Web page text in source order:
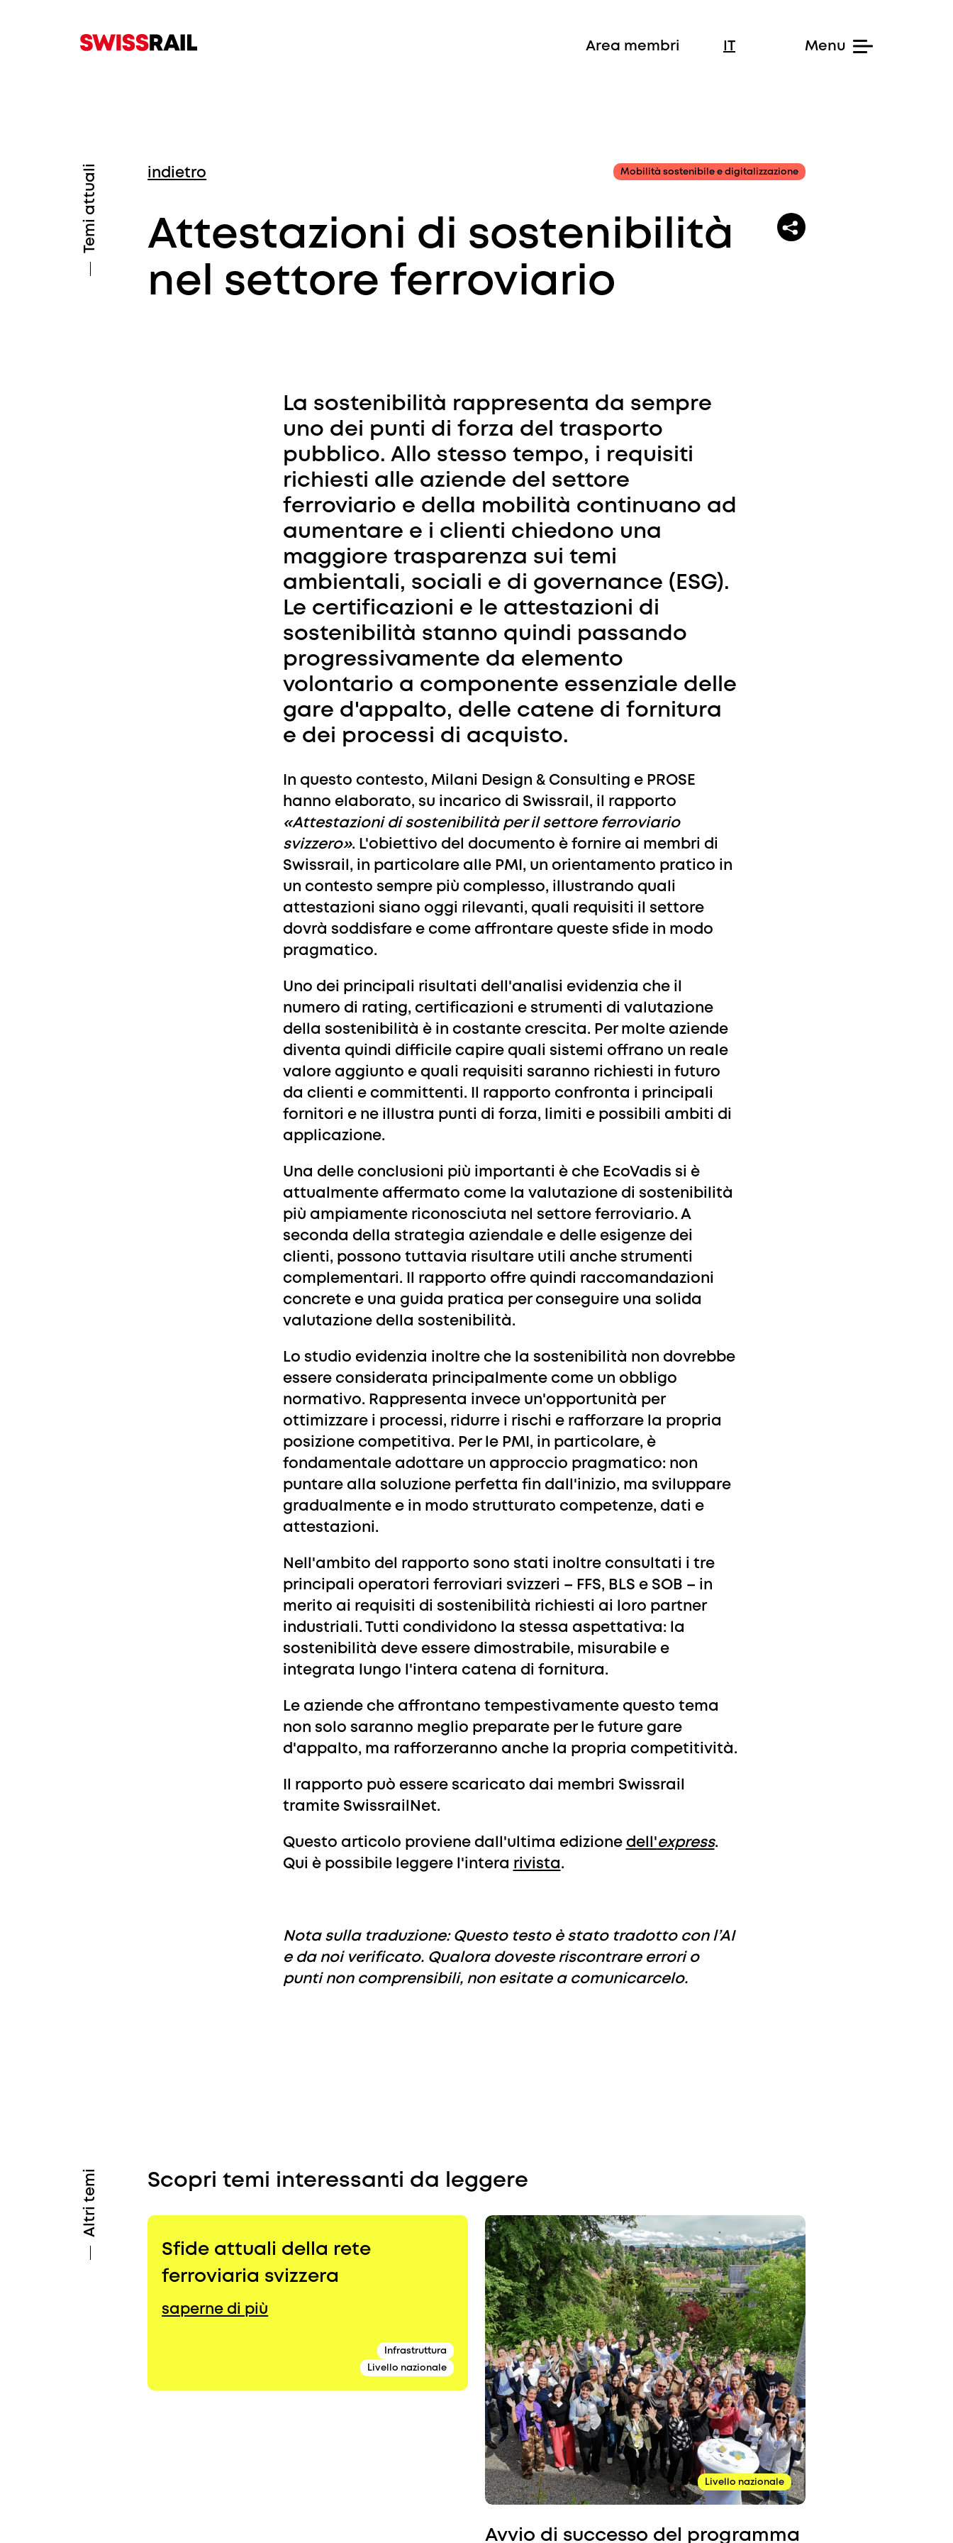
Area membri IT
Temi attuali Mobilità sostenibile e digitalizzazione
indietro
Attestazioni di sostenibilità
nel settore ferroviario
La sostenibilità rappresenta da sempre
uno dei punti di forza del trasporto
pubblico. Allo stesso tempo, i requisiti
richiesti alle aziende del settore
ferroviario e della mobilità continuano ad
aumentare e i clienti chiedono una
maggiore trasparenza sui temi
ambientali, sociali e di governance (ESG).
Le certificazioni e le attestazioni di
sostenibilità stanno quindi passando
progressivamente da elemento
volontario a componente essenziale delle
gare d'appalto, delle catene di fornitura
e dei processi di acquisto.
In questo contesto, Milani Design & Consulting e PROSE
hanno elaborato, su incarico di Swissrail, il rapporto
«Attestazioni di sostenibilità per il settore ferroviario
svizzero». L'obiettivo del documento è fornire ai membri di
Swissrail, in particolare alle PMI, un orientamento pratico in
un contesto sempre più complesso, illustrando quali
attestazioni siano oggi rilevanti, quali requisiti il settore
dovrà soddisfare e come affrontare queste sfide in modo
pragmatico.
Uno dei principali risultati dell'analisi evidenzia che il
numero di rating, certificazioni e strumenti di valutazione
della sostenibilità è in costante crescita. Per molte aziende
diventa quindi difficile capire quali sistemi offrano un reale
valore aggiunto e quali requisiti saranno richiesti in futuro
da clienti e committenti. Il rapporto confronta i principali
fornitori e ne illustra punti di forza, limiti e possibili ambiti di
applicazione.
Una delle conclusioni più importanti è che EcoVadis si è
attualmente affermato come la valutazione di sostenibilità
più ampiamente riconosciuta nel settore ferroviario. A
seconda della strategia aziendale e delle esigenze dei
clienti, possono tuttavia risultare utili anche strumenti
complementari. Il rapporto offre quindi raccomandazioni
concrete e una guida pratica per conseguire una solida
valutazione della sostenibilità.
Lo studio evidenzia inoltre che la sostenibilità non dovrebbe
essere considerata principalmente come un obbligo
normativo. Rappresenta invece un'opportunità per
ottimizzare i processi, ridurre i rischi e rafforzare la propria
posizione competitiva. Per le PMI, in particolare, è
fondamentale adottare un approccio pragmatico: non
puntare alla soluzione perfetta fin dall'inizio, ma sviluppare
gradualmente e in modo strutturato competenze, dati e
attestazioni.
Nell'ambito del rapporto sono stati inoltre consultati i tre
principali operatori ferroviari svizzeri – FFS, BLS e SOB – in
merito ai requisiti di sostenibilità richiesti ai loro partner
industriali. Tutti condividono la stessa aspettativa: la
sostenibilità deve essere dimostrabile, misurabile e
integrata lungo l'intera catena di fornitura.
Le aziende che affrontano tempestivamente questo tema
non solo saranno meglio preparate per le future gare
d'appalto, ma rafforzeranno anche la propria competitività.
Il rapporto può essere scaricato dai membri Swissrail
tramite SwissrailNet.
Questo articolo proviene dall'ultima edizione dell'express.
Qui è possibile leggere l'intera rivista.
Nota sulla traduzione: Questo testo è stato tradotto con l’AI
e da noi verificato. Qualora doveste riscontrare errori o
punti non comprensibili, non esitate a comunicarcelo.
Altri temi Scopri temi interessanti da leggere
Sfide attuali della rete
ferroviaria svizzera
saperne di più
Infrastruttura
Livello nazionale
Avvio di successo del programma
Livello nazionale